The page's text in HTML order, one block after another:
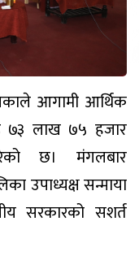
आगामी आर्थिक
७३ लाख ७५ हजार
छ। मंगलबार
उपाध्यक्ष सन्माया
सरकारको सशर्त